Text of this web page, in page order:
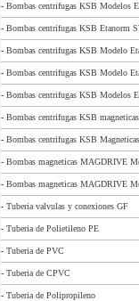
- Bombas centrifugas KSB Modelos
- Bombas centrifugas KSB Etanorm
- Bombas centrifugas KSB Modelo
- Bombas centrifugas KSB Modelo
- Bombas centrifugas KSB Modelos
- Bombas centrifugas KSB
- Bombas centrifugas KSB
- Bombas magneticas MAGDRIVE
- Bombas magneticas MAGDRIVE
- Tuberia valvulas y conexiones GF
- Tuberia de Polietileno PE
- Tuberia de PVC
- Tuberia de CPVC
- Tuberia de Polipropileno